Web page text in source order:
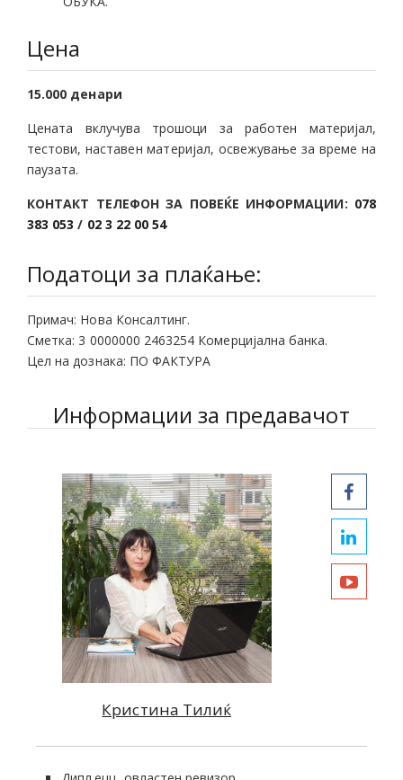
Цена
15.000 денари
Цената вклучува трошоци за работен материјал,
тестови, наставен материјал, освежување за време на
паузата.
КОНТАКТ ТЕЛЕФОН ЗА ПОВЕЌЕ ИНФОРМАЦИИ: 078
383 053 / 02 3 22 00 54
Податоци за плаќање:
Примач: Нова Консалтинг.
Сметка: 3 0000000 2463254 Комерцијална банка.
Цел на дознака: ПО ФАКТУРА
Информации за предавачот
Кристина Тилиќ